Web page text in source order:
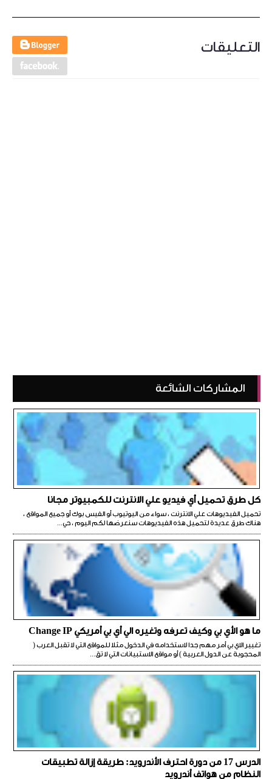
التعليقات
المشاركات الشائعة
كل طرق تحميل أي فيديو علي الانترنت للكمبيوتر مجانا
تحميل الفيديوهات علي الانترنت ، سواء من اليوتيوب أو الفيس بوك أو جميع المواقع ،
هناك طرق عديدة لتحميل هذه الفيديوهات سنعرضها لكم اليوم ، حي...
ما هو الأي بي وكيف تعرفه وتغيره الي أي بي أمريكي Change IP
تغيير الاي بي أمر مهم جدا لاستخدامه في الدخول مثلا للمواقع التي لا تقبل العرب (
المحجوبة عن الدول العربية ) أو مواقع الاستبيانات التي لا تق...
الدرس 17 من دورة احترف الأندرويد: طريقة إزالة تطبيقات
النظام من هواتف أندرويد